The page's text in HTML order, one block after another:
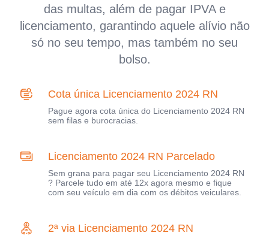
das multas, além de pagar IPVA e
licenciamento, garantindo aquele alívio não
só no seu tempo, mas também no seu
bolso.
Cota única Licenciamento 2024 RN
Pague agora cota única do Licenciamento 2024 RN
sem filas e burocracias.
Licenciamento 2024 RN Parcelado
Sem grana para pagar seu Licenciamento 2024 RN
? Parcele tudo em até 12x agora mesmo e fique
com seu veículo em dia com os débitos veiculares.
2ª via Licenciamento 2024 RN